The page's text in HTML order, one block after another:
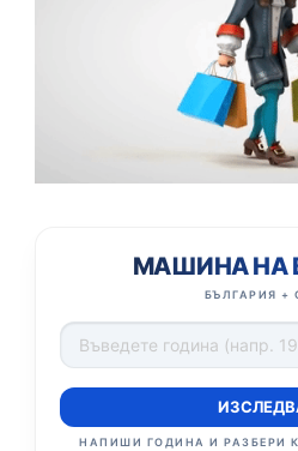
МАШИНА НА
БЪЛГАРИЯ +
НАПИШИ ГОДИНА И РАЗБЕРИ